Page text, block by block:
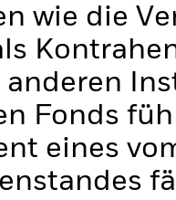
wie die
Fonds
eines